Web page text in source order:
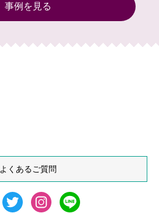
事例を見る
よくあるご質問